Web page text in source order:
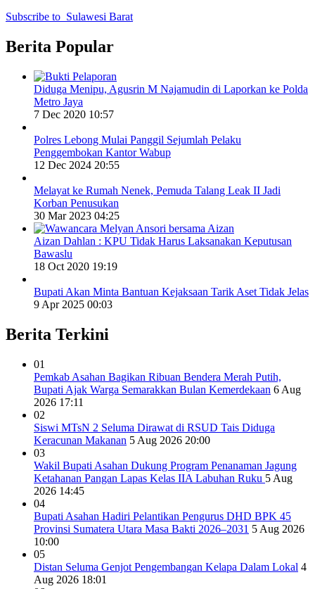
Subscribe to Sulawesi Barat
Berita Popular
Diduga Menipu, Agusrin M Najamudin di Laporkan ke Polda
Metro Jaya
7 Dec 2020 10:57
Polres Lebong Mulai Panggil Sejumlah Pelaku
Penggembokan Kantor Wabup
12 Dec 2024 20:55
Melayat ke Rumah Nenek, Pemuda Talang Leak II Jadi
Korban Penusukan
30 Mar 2023 04:25
Aizan Dahlan : KPU Tidak Harus Laksanakan Keputusan
Bawaslu
18 Oct 2020 19:19
Bupati Akan Minta Bantuan Kejaksaan Tarik Aset Tidak Jelas
9 Apr 2025 00:03
Berita Terkini
01
Pemkab Asahan Bagikan Ribuan Bendera Merah Putih,
Bupati Ajak Warga Semarakkan Bulan Kemerdekaan 6 Aug
2026 17:11
02
Siswi MTsN 2 Seluma Dirawat di RSUD Tais Diduga
Keracunan Makanan 5 Aug 2026 20:00
03
Wakil Bupati Asahan Dukung Program Penanaman Jagung
Ketahanan Pangan Lapas Kelas IIA Labuhan Ruku 5 Aug
2026 14:45
04
Bupati Asahan Hadiri Pelantikan Pengurus DHD BPK 45
Provinsi Sumatera Utara Masa Bakti 2026–2031 5 Aug 2026
10:00
05
Distan Seluma Genjot Pengembangan Kelapa Dalam Lokal 4
Aug 2026 18:01